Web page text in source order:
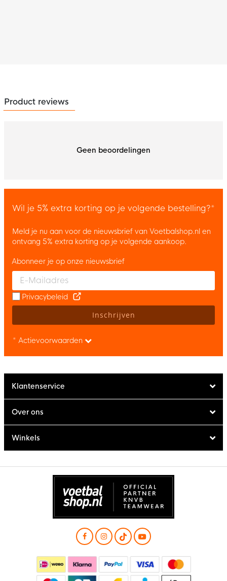
Product reviews
Geen beoordelingen
Wil je 5% extra korting op je volgende bestelling?*
Meld je nu aan voor de nieuwsbrief van Voetbalshop.nl en
ontvang 5% extra korting op je volgende aankoop.
Enter your email and accept the privacy policy to subscribe to
Abonneer je op onze nieuwsbrief
Privacybeleid
Inschrijven
* Actievoorwaarden
Klantenservice
Over ons
Winkels